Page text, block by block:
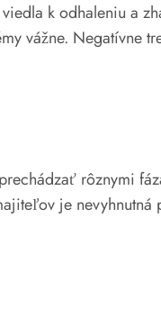
k odhaleniu a
vážne. Negatívne
rôznymi
je nevyhnutná